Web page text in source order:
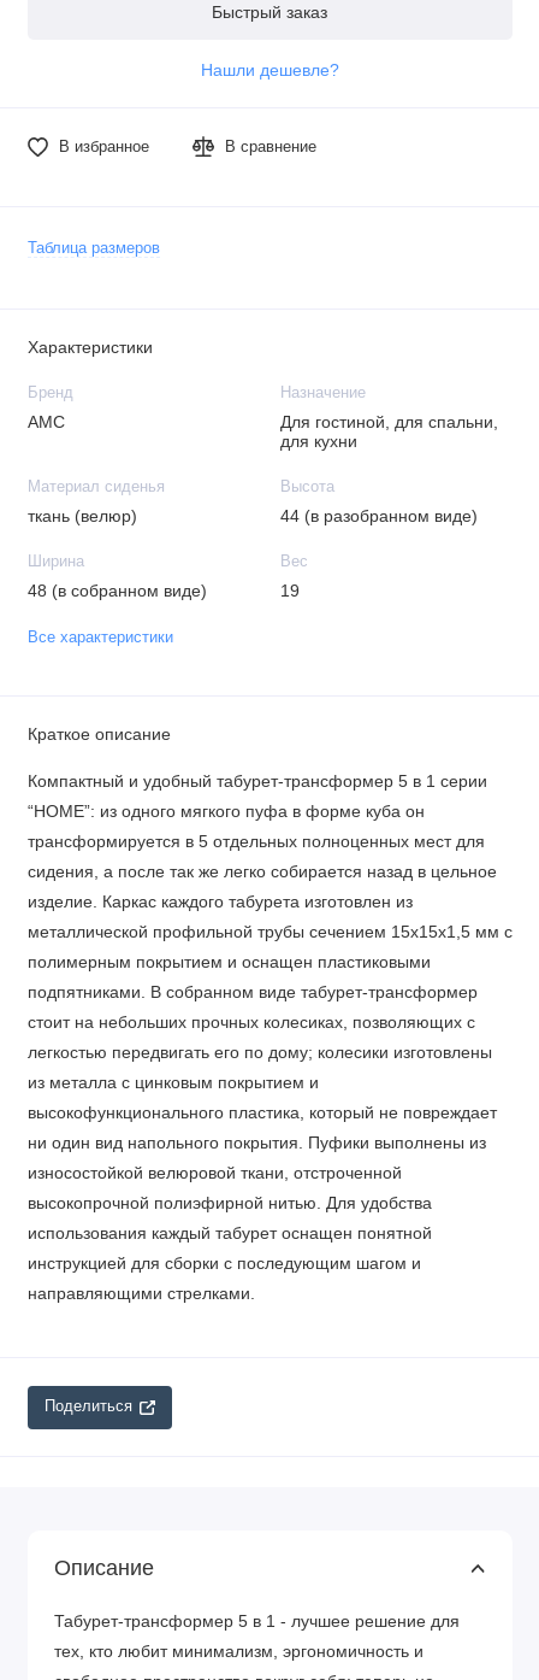
Быстрый заказ
Нашли дешевле?
В избранное В сравнение
Таблица размеров
Характеристики
Бренд
АМС
Назначение
Для гостиной, для спальни,
для кухни
Материал сиденья
ткань (велюр)
Высота
44 (в разобранном виде)
Ширина
48 (в собранном виде)
Вес
19
Все характеристики
Краткое описание
Компактный и удобный табурет-трансформер 5 в 1 серии
“HOME”: из одного мягкого пуфа в форме куба он
трансформируется в 5 отдельных полноценных мест для
сидения, а после так же легко собирается назад в цельное
изделие. Каркас каждого табурета изготовлен из
металлической профильной трубы сечением 15х15х1,5 мм с
полимерным покрытием и оснащен пластиковыми
подпятниками. В собранном виде табурет-трансформер
стоит на небольших прочных колесиках, позволяющих с
легкостью передвигать его по дому; колесики изготовлены
из металла с цинковым покрытием и
высокофункционального пластика, который не повреждает
ни один вид напольного покрытия. Пуфики выполнены из
износостойкой велюровой ткани, отстроченной
высокопрочной полиэфирной нитью. Для удобства
использования каждый табурет оснащен понятной
инструкцией для сборки с последующим шагом и
направляющими стрелками.
Поделиться
Описание
Табурет-трансформер 5 в 1 - лучшее решение для
тех, кто любит минимализм, эргономичность и